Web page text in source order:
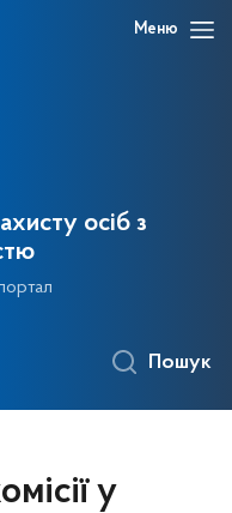
Меню
осіб з
Пошук
у